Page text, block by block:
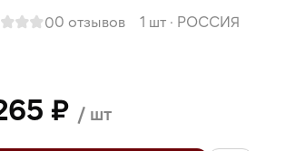
00 отзывов 1 шт · РОССИЯ
₽ / шт